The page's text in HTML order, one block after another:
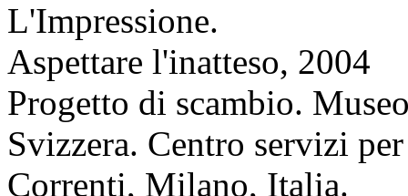
L'Impressione.
Aspettare l'inatteso, 2004
Progetto di scambio.
Svizzera. Centro servizi
Correnti, Milano, Italia.